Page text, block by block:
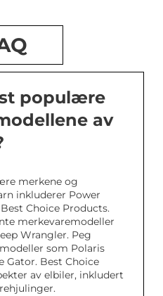
populære
av
merkene og
inkluderer Power
Choice Products.
merkevaremodeller
Wrangler. Peg
som Polaris
Gator. Best Choice
av elbiler, inkludert